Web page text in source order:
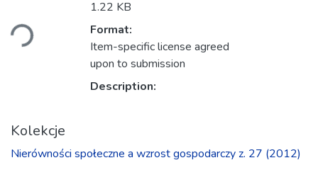
1.22 KB
Format:
Item-specific license agreed
upon to submission
Description:
Kolekcje
Nierówności społeczne a wzrost gospodarczy z. 27 (2012)